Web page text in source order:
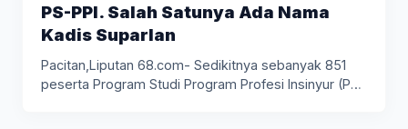
PS-PPI. Salah Satunya Ada Nama
Kadis Suparlan
Pacitan,Liputan 68.com- Sedikitnya sebanyak 851
peserta Program Studi Program Profesi Insinyur (PS-